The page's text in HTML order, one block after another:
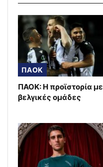
ΠΑΟΚ
ΠΑΟΚ: Η προϊστορία με
βελγικές ομάδες